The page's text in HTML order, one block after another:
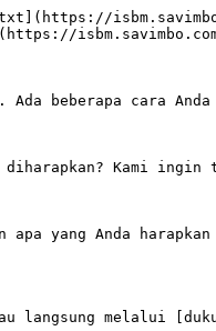
beberapa cara
Kami ingin
yang Anda harapkan
langsung melalui